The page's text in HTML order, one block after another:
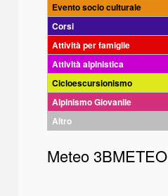
Evento socio culturale
Corsi
Attività per famiglie
Attività alpinistica
Cicloescursionismo
Alpinismo Giovanile
Altro
Meteo 3BMETEO